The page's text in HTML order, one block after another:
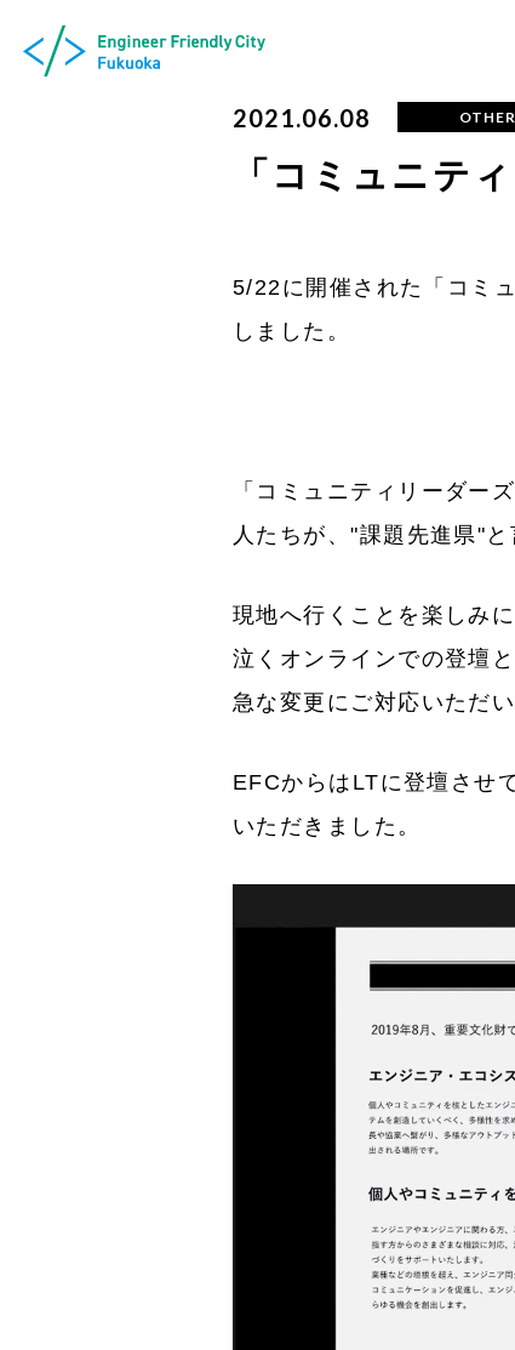
2021.06.08 OTHER
「コミュニテ
5/22に開催された「コミ
しました。
「コミュニティリーダー
人たちが、"課題先進県"
現地へ行くことを楽しみ
泣くオンラインでの登壇
急な変更にご対応いただ
EFCからはLTに登壇させ
いただきました。